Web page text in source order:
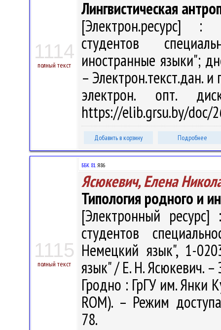
1114
полный текст
Лингвистическая
[Электрон.ресурс] :
студентов
иностранные языки";
– Электрон.текст.дан.
электрон. опт.
https://elib.grsu.by/doc/
Добавить в корзину Подробнее
1115
полный текст
ББК 81.Я86
Ясюкевич, Елена
Типология родного и
[Электронный ресурс]
студентов
Немецкий язык", 1-
язык" / Е. Н. Ясюкевич. –
Гродно : ГрГУ им. Янки
ROM). – Режим
78.